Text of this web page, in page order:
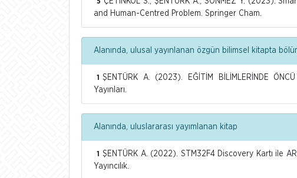
and Human-Centred Problem. Springer Cham.
Alanında, ulusal yayınlanan özgün bilimsel kitapta
1
ŞENTÜRK A. (2023). EĞİTİM BİLİMLERİNDE
Yayınları.
Alanında, uluslararası yayımlanan kitap
1
ŞENTÜRK A. (2022). STM32F4 Discovery Kartı ile
Yayıncılık.